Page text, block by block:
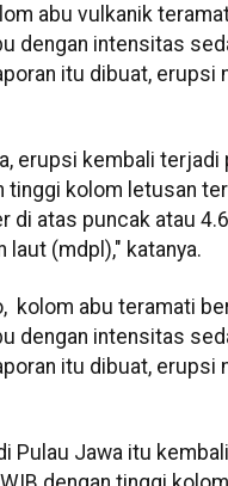
abu vulkanik
dengan intensitas
itu dibuat, erupsi
erupsi kembali terjadi
tinggi kolom letusan
di atas puncak atau
laut (mdpl)," katanya.
kolom abu teramati
dengan intensitas
itu dibuat, erupsi
Pulau Jawa itu